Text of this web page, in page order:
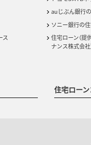
ス
auじぶん銀行
ソニー銀行の
住宅ローン（提
ナンス株式会社
住宅ロー